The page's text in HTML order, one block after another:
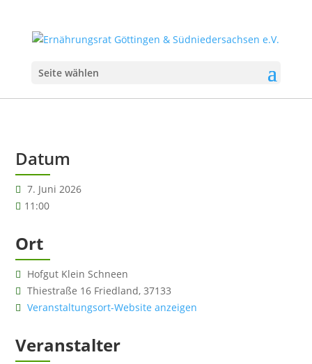
Seite wählen
Datum
7. Juni 2026
11:00
Ort
Hofgut Klein Schneen
Thiestraße 16 Friedland, 37133
Veranstaltungsort-Website anzeigen
Veranstalter